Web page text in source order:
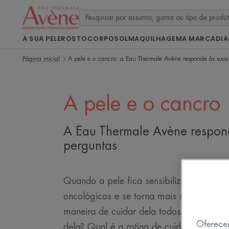
A SUA PELEROSTOCORPOSOLMAQUILHAGEMA MARCA
Página inicial A pele e o cancro: a Eau Thermale Avène responde às
A pele e o cancro
A Eau Thermale Avène
perguntas
Quando a pele fica sensibilizada por
oncológicos e se torna mais reativa, qual
maneira de cuidar dela todos os dias?
dela? Qual é a rotina de cuidado da